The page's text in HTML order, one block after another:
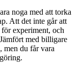
noga med att torka
Att det inte går att
experiment, och
med billigare
men du får vara